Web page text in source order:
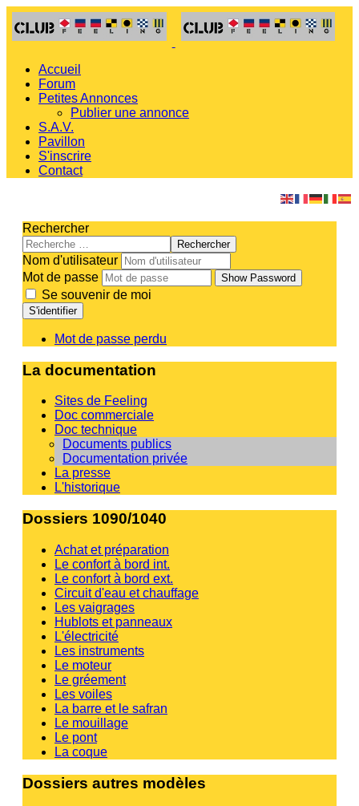
Accueil
Forum
Petites Annonces
Publier une annonce
S.A.V.
Pavillon
S'inscrire
Contact
Rechercher
Rechercher
Nom d'utilisateur
Mot de passe
Show Password
Se souvenir de moi
S'identifier
Mot de passe perdu
La documentation
Sites de Feeling
Doc commerciale
Doc technique
Documents publics
Documentation privée
La presse
L'historique
Dossiers 1090/1040
Achat et préparation
Le confort à bord int.
Le confort à bord ext.
Circuit d'eau et chauffage
Les vaigrages
Hublots et panneaux
L'électricité
Les instruments
Le moteur
Le gréement
Les voiles
La barre et le safran
Le mouillage
Le pont
La coque
Dossiers autres modèles